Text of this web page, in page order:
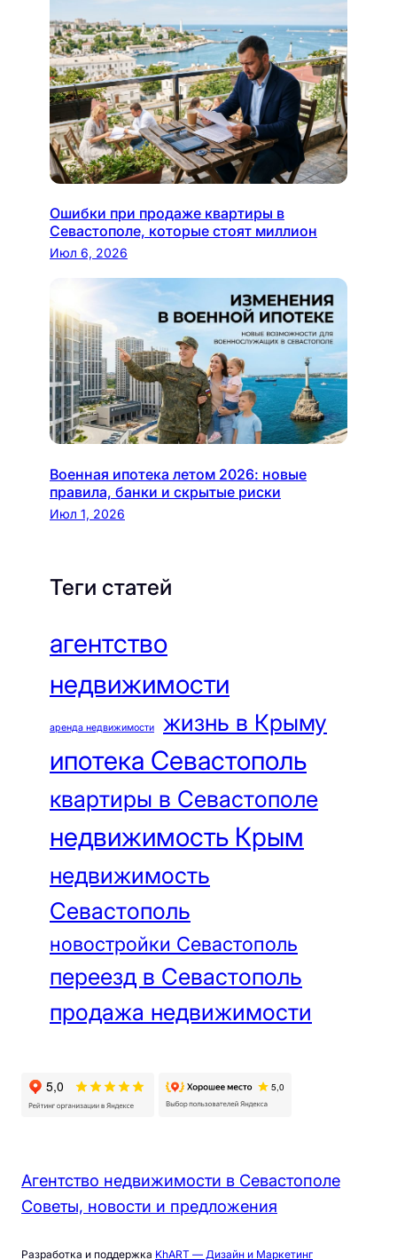
Ошибки при продаже квартиры в
Севастополе, которые стоят миллион
Июл 6, 2026
Военная ипотека летом 2026: новые
правила, банки и скрытые риски
Июл 1, 2026
Теги статей
агентство
недвижимости
аренда недвижимости жизнь в Крыму
ипотека Севастополь
квартиры в Севастополе
недвижимость Крым
недвижимость
Севастополь
новостройки Севастополь
переезд в Севастополь
продажа недвижимости
Агентство недвижимости в Севастополе
Советы, новости и предложения
Разработка и поддержка KhART — Дизайн и Маркетинг